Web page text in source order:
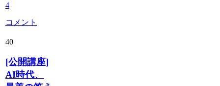
4
コメント
40
[公開講座]
AI時代、